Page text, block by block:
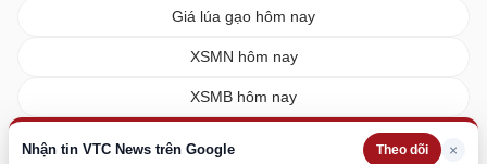
Nhận tin VTC News trên Google Theo dõi ×
Giá lúa gạo hôm nay
XSMN hôm nay
XSMB hôm nay